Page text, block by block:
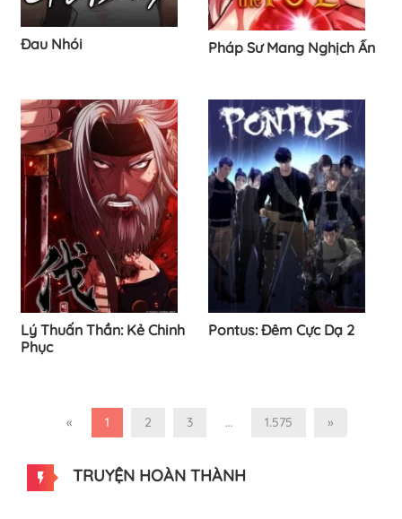
Đau Nhói Pháp Sư Mang Nghịch Ấn
Lý Thuấn Thần: Kẻ Chinh
Phục
Pontus: Đêm Cực Dạ 2
« 1 2 3 … 1.575 »
TRUYỆN HOÀN THÀNH